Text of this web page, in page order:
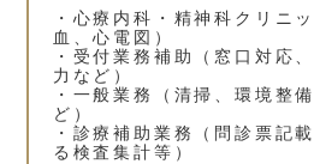
・心療内科・精神科クリニ
血、心電図）
・受付業務補助（窓口対応
力など）
・一般業務（清掃、環境整
ど）
・診療補助業務（問診票記
る検査集計等）